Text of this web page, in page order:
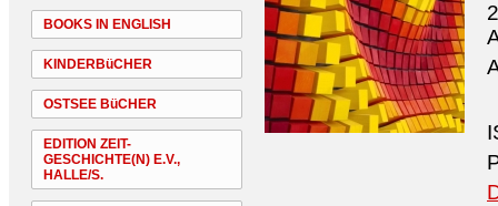
BOOKS IN ENGLISH
KINDERBüCHER
OSTSEE BüCHER
EDITION ZEIT-
GESCHICHTE(N) E.V.,
HALLE/S.